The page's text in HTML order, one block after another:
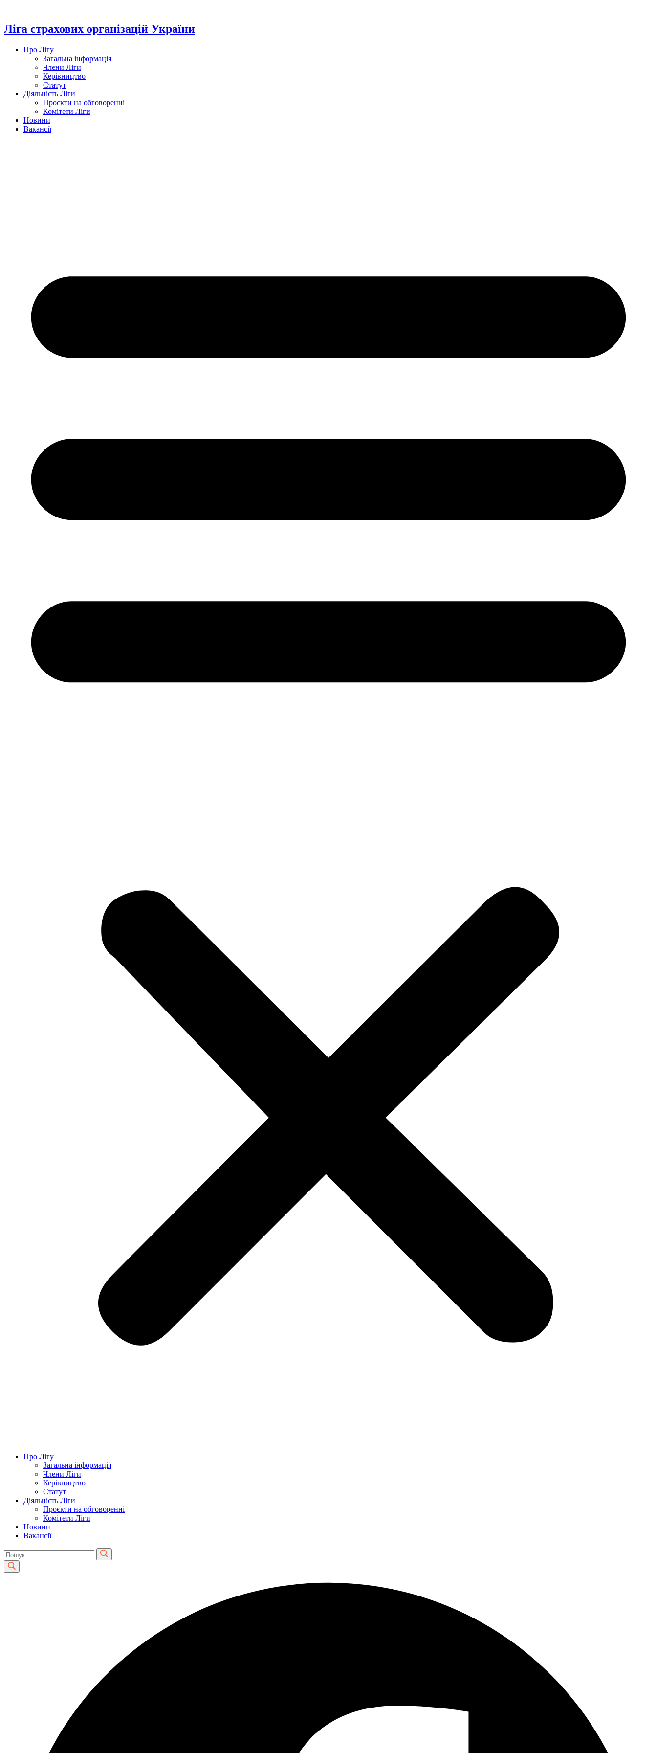
вмісту
Ліга страхових організацій України
Про Лігу
Загальна інформація
Члени Ліги
Керівництво
Статут
Діяльність Ліги
Проєкти на обговоренні
Комітети Ліги
Новини
Вакансії
Про Лігу
Загальна інформація
Члени Ліги
Керівництво
Статут
Діяльність Ліги
Проєкти на обговоренні
Комітети Ліги
Новини
Вакансії